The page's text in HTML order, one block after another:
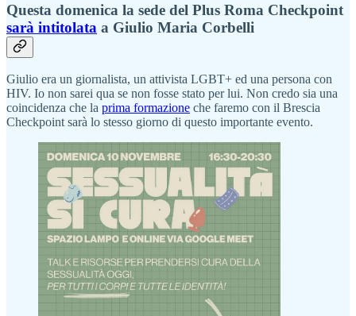
Questa domenica la sede del Plus Roma Checkpoint
sarà intitolata a Giulio Maria Corbelli
Giulio era un giornalista, un attivista LGBT+ ed una persona con
HIV. Io non sarei qua se non fosse stato per lui. Non credo sia una
coincidenza che la prima formazione che faremo con il Brescia
Checkpoint sarà lo stesso giorno di questo importante evento.